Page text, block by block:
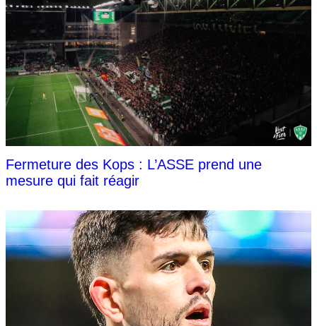
Fermeture des Kops : L’ASSE prend une
mesure qui fait réagir